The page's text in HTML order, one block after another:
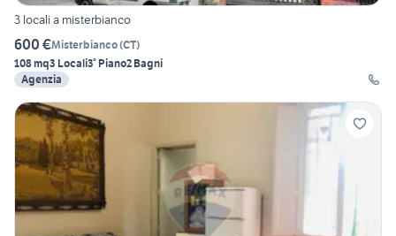
3 locali a misterbianco
600 €Misterbianco(CT)
108 mq3 Locali3° Piano2 Bagni
Agenzia